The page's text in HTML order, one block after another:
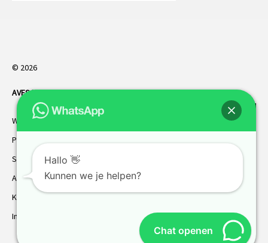
© 2026
AVES HORREN. Alle rechten voorbehouden.
Webdesign Vanoo Media
Privacybeleid
Sitemap
AVES garantie
Klantenservice
Inmeten
Chat openen
Hallo 👋
Kunnen we je helpen?